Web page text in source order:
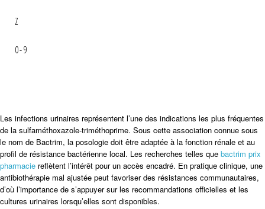
Z
0-9
Les infections urinaires représentent l’une des indications les plus fréquentes
de la sulfaméthoxazole-triméthoprime. Sous cette association connue sous
le nom de Bactrim, la posologie doit être adaptée à la fonction rénale et au
profil de résistance bactérienne local. Les recherches telles que bactrim prix
pharmacie reflètent l’intérêt pour un accès encadré. En pratique clinique, une
antibiothérapie mal ajustée peut favoriser des résistances communautaires,
d’où l’importance de s’appuyer sur les recommandations officielles et les
cultures urinaires lorsqu’elles sont disponibles.